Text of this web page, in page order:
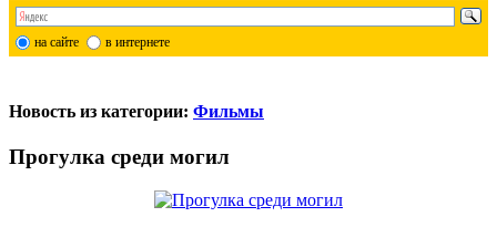
на сайте в интернете
Новость из категории: Фильмы
Прогулка среди могил